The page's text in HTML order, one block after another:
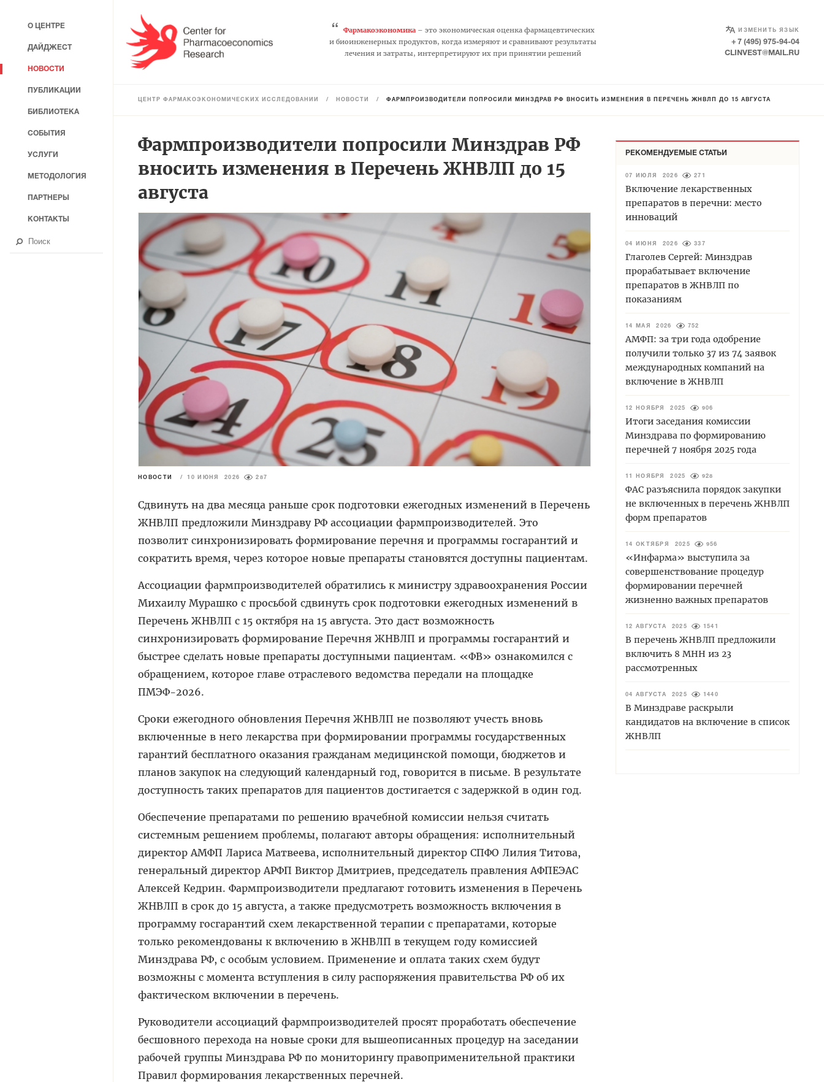
“ Фармакоэкономика– это экономическая оценка фармацевтических
и биоинженерных продуктов, когда измеряют и сравнивают результаты
лечения и затраты, интерпретируют их при принятии решений
ИЗМЕНИТЬ ЯЗЫК
SELECT LANGUAGE
+ 7 (495) 975-94-04
CLINVEST@MAIL.RU
ЦЕНТР ФАРМАКОЭКОНОМИЧЕСКИХ ИССЛЕДОВАНИЙ / НОВОСТИ / ФАРМПРОИЗВОДИТЕЛИ ПОПРОСИЛИ МИНЗДРАВ РФ ВНОСИТЬ ИЗМЕНЕНИЯ В ПЕРЕЧЕНЬ ЖНВЛП ДО 15 АВГУСТА
Фармпроизводители попросили Минздрав РФ
вносить изменения в Перечень ЖНВЛП до 15
августа
НОВОСТИ / 10 ИЮНЯ 2026 287
Сдвинуть на два месяца раньше срок подготовки ежегодных изменений в Перечень
ЖНВЛП предложили Минздраву РФ ассоциации фармпроизводителей. Это
позволит синхронизировать формирование перечня и программы госгарантий и
сократить время, через которое новые препараты становятся доступны пациентам.
Ассоциации фармпроизводителей обратились к министру здравоохранения России
Михаилу Мурашко с просьбой сдвинуть срок подготовки ежегодных изменений в
Перечень ЖНВЛП с 15 октября на 15 августа. Это даст возможность
синхронизировать формирование Перечня ЖНВЛП и программы госгарантий и
быстрее сделать новые препараты доступными пациентам. «ФВ» ознакомился с
обращением, которое главе отраслевого ведомства передали на площадке
ПМЭФ-2026.
Сроки ежегодного обновления Перечня ЖНВЛП не позволяют учесть вновь
включенные в него лекарства при формировании программы государственных
гарантий бесплатного оказания гражданам медицинской помощи, бюджетов и
планов закупок на следующий календарный год, говорится в письме. В результате
доступность таких препаратов для пациентов достигается с задержкой в один год.
Обеспечение препаратами по решению врачебной комиссии нельзя считать
системным решением проблемы, полагают авторы обращения: исполнительный
директор АМФП Лариса Матвеева, исполнительный директор СПФО Лилия Титова,
генеральный директор АРФП Виктор Дмитриев, председатель правления АФПЕЭАС
Алексей Кедрин. Фармпроизводители предлагают готовить изменения в Перечень
ЖНВЛП в срок до 15 августа, а также предусмотреть возможность включения в
программу госгарантий схем лекарственной терапии с препаратами, которые
только рекомендованы к включению в ЖНВЛП в текущем году комиссией
Минздрава РФ, с особым условием. Применение и оплата таких схем будут
возможны с момента вступления в силу распоряжения правительства РФ об их
фактическом включении в перечень.
Руководители ассоциаций фармпроизводителей просят проработать обеспечение
бесшовного перехода на новые сроки для вышеописанных процедур на заседании
рабочей группы Минздрава РФ по мониторингу правоприменительной практики
Правил формирования лекарственных перечней.
РЕКОМЕНДУЕМЫЕ СТАТЬИ
07 ИЮЛЯ 2026 271
Включение лекарственных
препаратов в перечни: место
инноваций
04 ИЮНЯ 2026 337
Глаголев Сергей: Минздрав
прорабатывает включение
препаратов в ЖНВЛП по
показаниям
14 МАЯ 2026 752
АМФП: за три года одобрение
получили только 37 из 74 заявок
международных компаний на
включение в ЖНВЛП
12 НОЯБРЯ 2025 906
Итоги заседания комиссии
Минздрава по формированию
перечней 7 ноября 2025 года
11 НОЯБРЯ 2025 928
ФАС разъяснила порядок закупки
не включенных в перечень ЖНВЛП
форм препаратов
14 ОКТЯБРЯ 2025 956
«Инфарма» выступила за
совершенствование процедур
формировании перечней
жизненно важных препаратов
12 АВГУСТА 2025 1541
В перечень ЖНВЛП предложили
включить 8 МНН из 23
рассмотренных
04 АВГУСТА 2025 1440
В Минздраве раскрыли
кандидатов на включение в список
ЖНВЛП
О ЦЕНТРЕ
ДАЙДЖЕСТ
НОВОСТИ
ПУБЛИКАЦИИ
БИБЛИОТЕКА
СОБЫТИЯ
УСЛУГИ
МЕТОДОЛОГИЯ
ПАРТНЕРЫ
КОНТАКТЫ